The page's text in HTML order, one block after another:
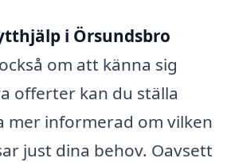
i Örsundsbro
om att känna sig
offerter kan du ställa
mer informerad om vilken
just dina behov. Oavsett